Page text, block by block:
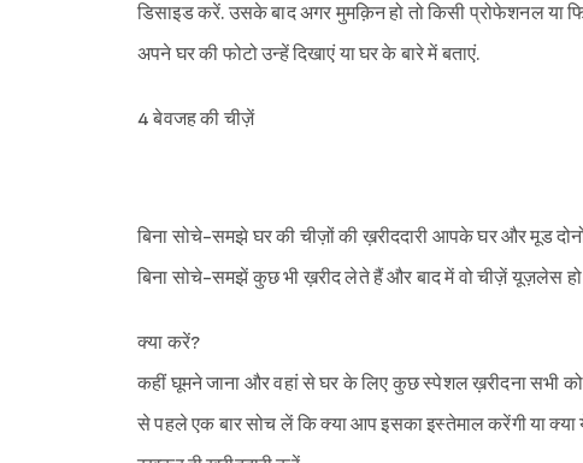
डिसाइड करें. उसके बाद अगर मुमक़िन हो तो किसी प्रोफेशनल या
अपने घर की फोटो उन्हें दिखाएं या घर के बारे में बताएं.
4 बेवजह की चीज़ें
बिना सोचे-समझे घर की चीज़ों की ख़रीददारी आपके घर और मूड
बिना सोचे-समझें कुछ भी ख़रीद लेते हैं और बाद में वो चीज़ें यूज़लेस हो
क्या करें?
कहीं घूमने जाना और वहां से घर के लिए कुछ स्पेशल ख़रीदना सभी
से पहले एक बार सोच लें कि क्या आप इसका इस्तेमाल करेंगी या